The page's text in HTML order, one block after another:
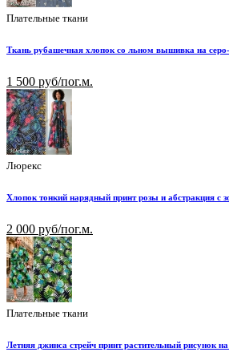
Плательные ткани
Ткань рубашечная хлопок со льном вышивка на
1 500 руб/пог.м.
Люрекс
Хлопок тонкий нарядный принт розы и абстракция с
2 000 руб/пог.м.
Плательные ткани
Летняя джинса стрейч принт растительный рисунок